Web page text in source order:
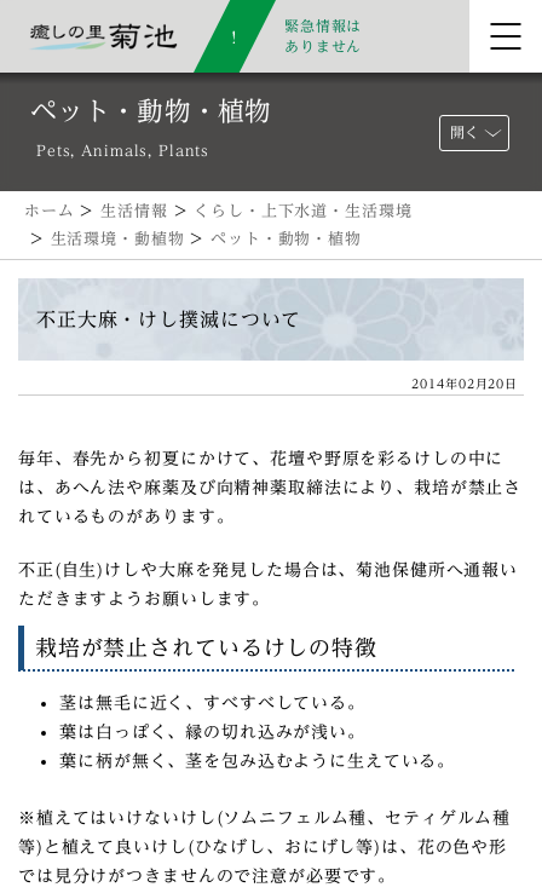
緊急情報は
ありません
ペット・動物・植物
Pets, Animals, Plants
開く
ホーム >生活情報 >
くらし・上下水道・生活環境
> 生活環境・動植物 >ペット・動物・植物
不正大麻・けし撲滅について
2014年02月20日
毎年、春先から初夏にかけて、花壇や野原を彩るけしの中に
は、あへん法や麻薬及び向精神薬取締法により、栽培が禁止さ
れているものがあります。
不正(自生)けしや大麻を発見した場合は、菊池保健所へ通報い
ただきますようお願いします。
栽培が禁止されているけしの特徴
茎は無毛に近く、すべすべしている。
葉は白っぽく、縁の切れ込みが浅い。
葉に柄が無く、茎を包み込むように生えている。
※植えてはいけないけし(ソムニフェルム種、セティゲルム種
等)と植えて良いけし(ひなげし、おにげし等)は、花の色や形
では見分けがつきませんので注意が必要です。